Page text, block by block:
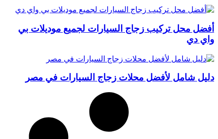
أفضل محل تركيب زجاج السيارات لجميع موديلات بي
واي دي
دليل شامل لأفضل محلات زجاج السيارات في مصر